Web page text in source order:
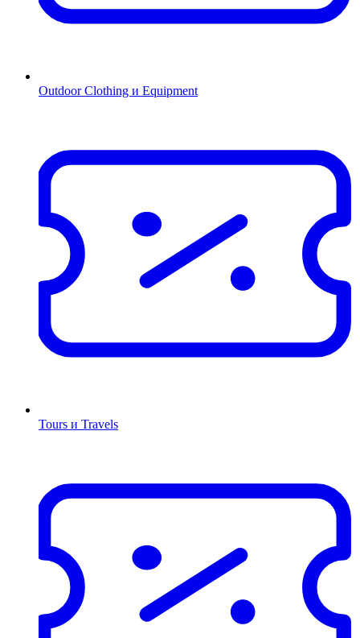
Outdoor Clothing и Equipment
Tours и Travels